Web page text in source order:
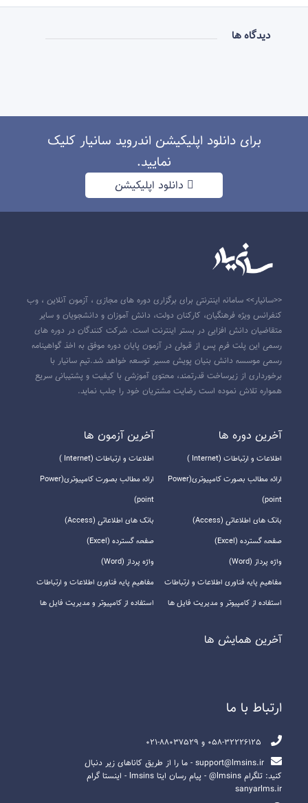
دیدگاه ها
برای دانلود اپلیکیشن اندروید سانیار کلیک
نمایید.
دانلود اپلیکیشن
<<سانیار>> سامانه اینترنتی برای برگزاری دوره های مجازی ، آزمون آنلاین ، وب
کنفرانس ویژه فرهنگیان، کارکنان دولت، دانش آموزان و دانشجویان و سایر
متقاضیان دانش افزایی در بستر اینترنت است. شرکت کنندگان در دوره های
رسمی این پلت فرم پس از قبولی در آزمون پایان دوره موفق به اخذ گواهینامه
رسمی موسسه دانش بنیان پویش مسیر توسعه خواهد شد.تیم سانیار با
برخورداری از زیرساخت قدرتمند، محتوی آموزشی با کیفیت و پشتیبانی سریع
همواره تلاش نموده است رضایت مشتریان خود را جلب نماید.
آخرين دوره ها
اطلاعات و ارتباطات (Internet )
ارائه مطالب بصورت کامپیوتری(Power
point)
بانک های اطلاعاتی (Access)
صفحه گسترده (Excel)
واژه پرداز (Word)
مفاهیم پایه فناوری اطلاعات و ارتباطات
استفاده از کامپیوتر و مدیریت فایل ها
آخرين آزمون ها
اطلاعات و ارتباطات (Internet )
ارائه مطالب بصورت کامپیوتری(Power
point)
بانک های اطلاعاتی (Access)
صفحه گسترده (Excel)
واژه پرداز (Word)
مفاهیم پایه فناوری اطلاعات و ارتباطات
استفاده از کامپیوتر و مدیریت فایل ها
آخرين همايش ها
ارتباط با ما
support@lmsins.ir - ما را از طریق کاناهای زیر دنبال
کنید: تلگرام lmsins@ - پیام رسان ایتا lmsins - اینستا گرام
sanyarlms.ir